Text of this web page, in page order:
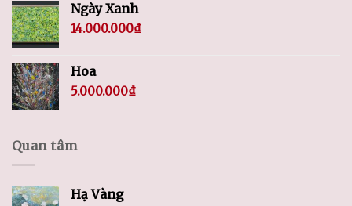
Ngày Xanh
14.000.000₫
Hoa
5.000.000₫
Quan tâm
Hạ Vàng